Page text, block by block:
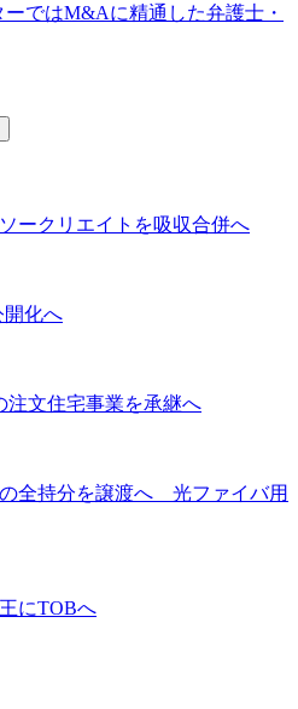
ではM&Aに精通した弁護士・
ークリエイトを吸収合併へ
開化へ
注文住宅事業を承継へ
全持分を譲渡へ 光ファイバ用
にTOBへ